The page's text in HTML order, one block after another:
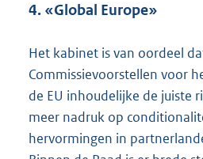
4. «Global Europe»
Het kabinet is van oordeel
Commissievoorstellen voor
de EU inhoudelijke de juiste
meer nadruk op
hervormingen in